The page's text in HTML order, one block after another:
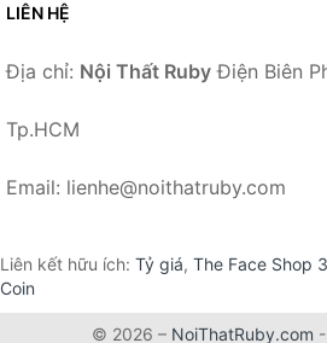
LIÊN HỆ
Địa chỉ: Nội Thất Ruby Điện Biên
Tp.HCM
Email: lienhe@noithatruby.com
Liên kết hữu ích: Tỷ giá, The Face Shop
Coin
© 2026 – NoiThatRuby.com -